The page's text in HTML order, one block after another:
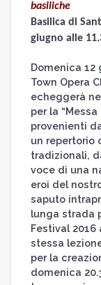
basiliche
Basilica di
giugno alle
Domenica 12
Town Opera
echeggerà
per la
provenienti
un repertorio
tradizionali,
voce di una
eroi del
saputo
lunga strada
Festival
stessa
per la
domenica